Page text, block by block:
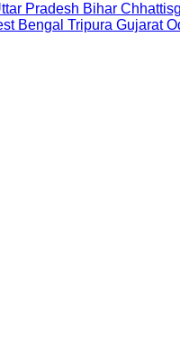
Pradesh Bihar
Bengal Tripura Gujarat